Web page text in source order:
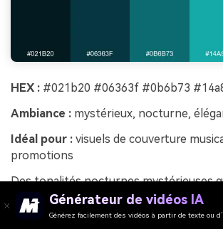
HEX : #021b20 #06363f #0b6b73
Ambiance : mystérieux, nocturne,
Idéal pour : visuels de couverture
promotions
Des tonalités nocturnes mystérieuses
reflets néon sur une eau sombre. Le
bleu sarcelle profond créent du drame,
Générateur de vidéos IA
Générez facilement des vidéos à partir de texte ou